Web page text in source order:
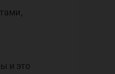
и это